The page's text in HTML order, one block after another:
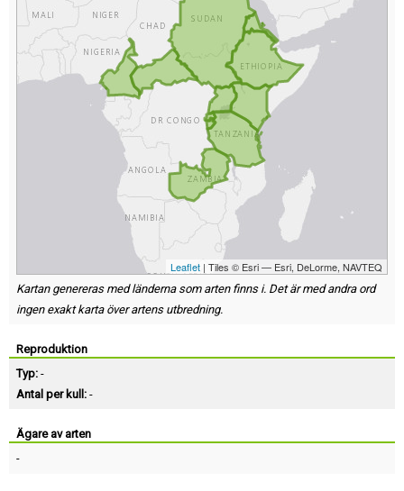
Leaflet | Tiles © Esri — Esri, DeLorme, NAVTEQ
Kartan genereras med länderna som arten finns i. Det är med andra ord
ingen exakt karta över artens utbredning.
Reproduktion
Typ: -
Antal per kull: -
Ägare av arten
-